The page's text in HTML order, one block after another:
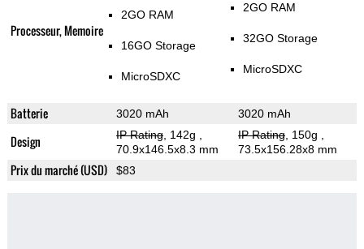
Processeur, Memoire
2GO RAM
16GO Storage
MicroSDXC
2GO RAM
32GO Storage
MicroSDXC
Batterie 3020 mAh 3020 mAh
Design IP Rating, 142g
70.9x146.5x8.3 mm
IP Rating, 150g
73.5x156.28x8 mm
Prix du marché (USD) $83